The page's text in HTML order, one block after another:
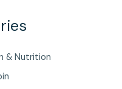
& Nutrition